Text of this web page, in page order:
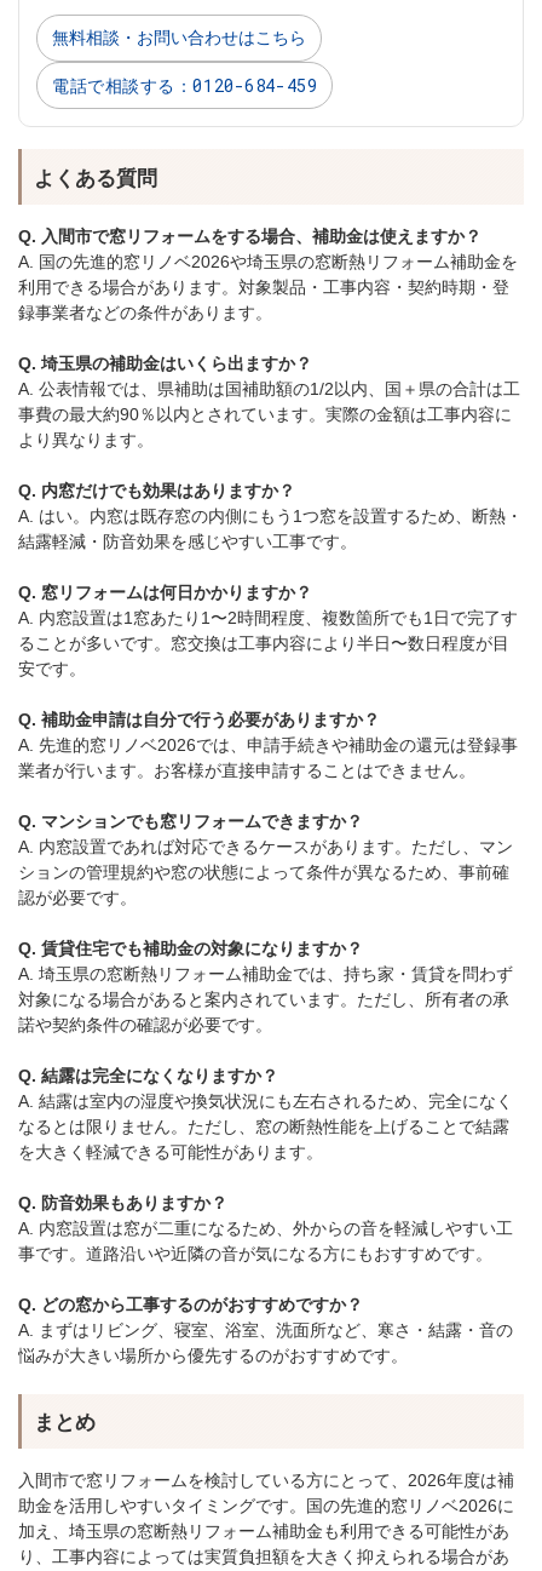
無料相談・お問い合わせはこちら
電話で相談する：0120-684-459
よくある質問
Q. 入間市で窓リフォームをする場合、補助金は使えますか？
A. 国の先進的窓リノベ2026や埼玉県の窓断熱リフォーム補助金を
利用できる場合があります。対象製品・工事内容・契約時期・登
録事業者などの条件があります。
Q. 埼玉県の補助金はいくら出ますか？
A. 公表情報では、県補助は国補助額の1/2以内、国＋県の合計は工
事費の最大約90％以内とされています。実際の金額は工事内容に
より異なります。
Q. 内窓だけでも効果はありますか？
A. はい。内窓は既存窓の内側にもう1つ窓を設置するため、断熱・
結露軽減・防音効果を感じやすい工事です。
Q. 窓リフォームは何日かかりますか？
A. 内窓設置は1窓あたり1〜2時間程度、複数箇所でも1日で完了す
ることが多いです。窓交換は工事内容により半日〜数日程度が目
安です。
Q. 補助金申請は自分で行う必要がありますか？
A. 先進的窓リノベ2026では、申請手続きや補助金の還元は登録事
業者が行います。お客様が直接申請することはできません。
Q. マンションでも窓リフォームできますか？
A. 内窓設置であれば対応できるケースがあります。ただし、マン
ションの管理規約や窓の状態によって条件が異なるため、事前確
認が必要です。
Q. 賃貸住宅でも補助金の対象になりますか？
A. 埼玉県の窓断熱リフォーム補助金では、持ち家・賃貸を問わず
対象になる場合があると案内されています。ただし、所有者の承
諾や契約条件の確認が必要です。
Q. 結露は完全になくなりますか？
A. 結露は室内の湿度や換気状況にも左右されるため、完全になく
なるとは限りません。ただし、窓の断熱性能を上げることで結露
を大きく軽減できる可能性があります。
Q. 防音効果もありますか？
A. 内窓設置は窓が二重になるため、外からの音を軽減しやすい工
事です。道路沿いや近隣の音が気になる方にもおすすめです。
Q. どの窓から工事するのがおすすめですか？
A. まずはリビング、寝室、浴室、洗面所など、寒さ・結露・音の
悩みが大きい場所から優先するのがおすすめです。
まとめ
入間市で窓リフォームを検討している方にとって、2026年度は補
助金を活用しやすいタイミングです。国の先進的窓リノベ2026に
加え、埼玉県の窓断熱リフォーム補助金も利用できる可能性があ
り、工事内容によっては実質負担額を大きく抑えられる場合があ